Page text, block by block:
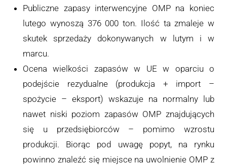
Publiczne zapasy interwencyjne OMP na koniec
lutego wynoszą 376 000 ton. Ilość ta zmaleje w
skutek sprzedaży dokonywanych w lutym i w
marcu.
Ocena wielkości zapasów w UE w oparciu o
podejście rezydualne (produkcja + import –
spożycie – eksport) wskazuje na normalny lub
nawet niski poziom zapasów OMP znajdujących
się u przedsiębiorców – pomimo wzrostu
produkcji. Biorąc pod uwagę popyt, na rynku
powinno znaleźć się miejsce na uwolnienie OMP z